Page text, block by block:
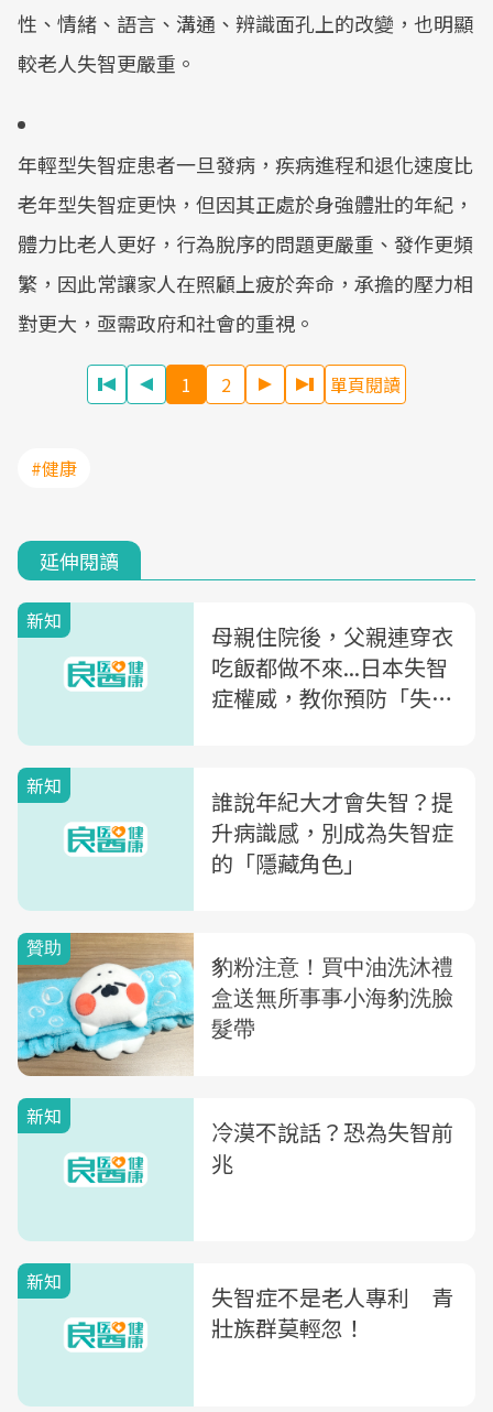
性、情緒、語言、溝通、辨識面孔上的改變，也明顯
較老人失智更嚴重。
年輕型失智症患者一旦發病，疾病進程和退化速度比
老年型失智症更快，但因其正處於身強體壯的年紀，
體力比老人更好，行為脫序的問題更嚴重、發作更頻
繁，因此常讓家人在照顧上疲於奔命，承擔的壓力相
對更大，亟需政府和社會的重視。
1 2 單頁閱讀
#健康
延伸閱讀
新知
母親住院後，父親連穿衣
吃飯都做不來...日本失智
症權威，教你預防「失智
新知
誰說年紀大才會失智？提
升病識感，別成為失智症
的「隱藏角色」
新知
冷漠不說話？恐為失智前
兆
新知
失智症不是老人專利 青
壯族群莫輕忽！